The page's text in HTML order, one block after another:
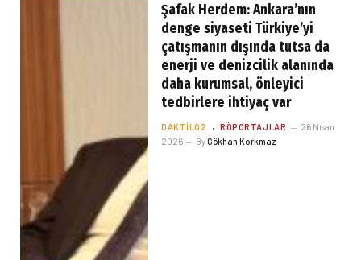
Şafak Herdem: Ankara’nın
denge siyaseti Türkiye’yi
çatışmanın dışında tutsa da
enerji ve denizcilik alanında
daha kurumsal, önleyici
tedbirlere ihtiyaç var
DAKTILO2 RÖPORTAJLAR
26 Nisan
2026
ByGökhan Korkmaz